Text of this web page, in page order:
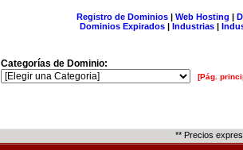
Registro de Dominios| Web Hosting |
Dominios Expirados | Industrias |
Categorías de Dominio:
[Pág.
** Precios